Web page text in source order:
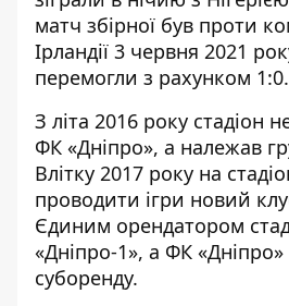
матч збірної був проти
Ірландії 3 червня 2021
перемогли з рахунком 1:0.
З літа 2016 року стадіон
ФК «Дніпро», а належав
Влітку 2017 року на
проводити ігри новий
Єдиним орендатором
«Дніпро-1», а ФК «Дніпро»
суборенду.